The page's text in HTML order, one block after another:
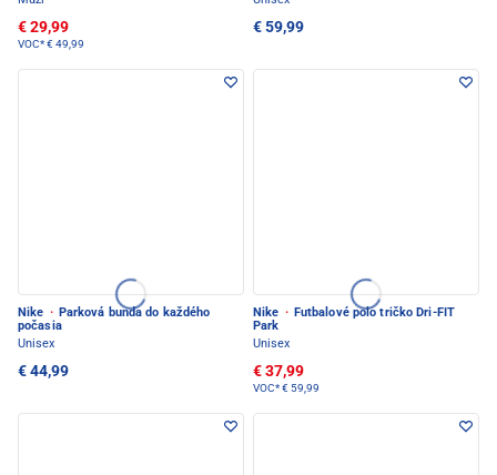
€ 29,99
VOC*€ 49,99
€ 59,99
Nike · Parková bunda do každého
počasia
Unisex
€ 44,99
Nike · Futbalové polo tričko Dri-FIT
Park
Unisex
€ 37,99
VOC*€ 59,99